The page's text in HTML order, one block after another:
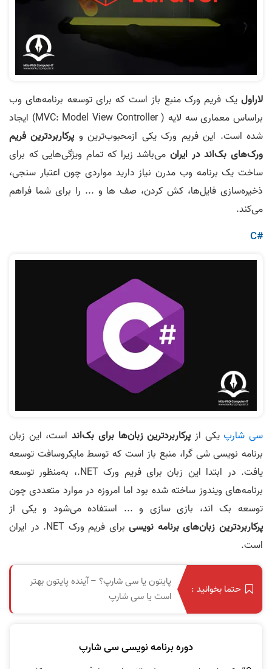
لاراول یک فریم ورک منبع باز است که برای توسعه برنامه‌های وب
براساس معماری سه لایه ( MVC: Model View Controller) ایجاد
شده است. این فریم ورک یکی ازمحبوب‌ترین و پرکاربردترین فریم
ورک‌های بک‌اند در ایران می‌باشد زیرا که تمام ویژگی‌هایی که برای
ساخت یک برنامه وب مدرن نیاز دارید مواردی چون اعتبار سنجی،
ذخیره‌سازی فایل‌ها، کش کردن، صف ها و ... را برای شما فراهم
می‌کند.
C#
سی شارپیکی از پرکاربردترین زبان‌ها برای بک‌انداست، این زبان
برنامه‌ نویسی شی گرا، منبع باز است که توسط مایکروسافت توسعه
یافت. در ابتدا این زبان برای فریم ورک.NET، به‌منظور توسعه
برنامه‌های ویندوز ساخته شده بود اما امروزه در موارد متعددی چون
توسعه بک اند، بازی سازی و ... استفاده می‌شود و یکی از
پرکاربرد‌ترین زبان‌های برنامه‌ نویسیبرای فریم ورک .NET در ایران
است.
حتما بخوانید :
پایتون یا سی شارپ؟ – آینده پایتون بهتر
است یا سی شارپ
دوره برنامه نویسی سی شارپ